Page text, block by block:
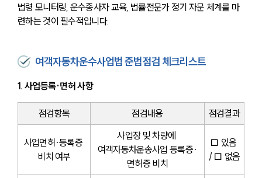
법령 모니터링, 운수종사자 교육, 법률전문가 정기 자문 체계를 마
련하는 것이 필수적입니다.
여객자동차운수사업법 준법점검 체크리스트
1. 사업등록·면허 사항
점검항목 점검내용 점검결과
사업면허·등록증
비치 여부
사업장 및 차량에
여객자동차운송사업 등록증·
면허증 비치
□ 있음
/ □ 없음